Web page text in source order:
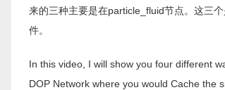
来的三种主要是在particle_fluid节点。这三
件。
In this video, I will show you four different
DOP Network where you would Cache the